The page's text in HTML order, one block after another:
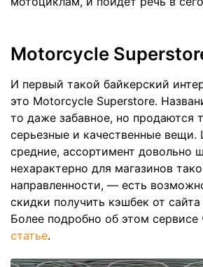
Motorcycle
И первый такой байкерский
это Motorcycle Superstore.
то даже забавное, но продаются
серьезные и качественные
средние, ассортимент довольно
нехарактерно для магазинов
направленности, — есть
скидки получить кэшбек от сайта
Более подробно об этом сервисе
статье.